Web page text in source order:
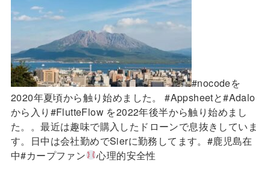
#nocodeを
2020年夏頃から触り始めました。 #Appsheetと#Adalo
から入り#FlutteFlow を2022年後半から触り始めまし
た。。最近は趣味で購入したドローンで息抜きしていま
す。日中は会社勤めでSierに勤務してます。#鹿児島在
中#カープファン
心理的安全性